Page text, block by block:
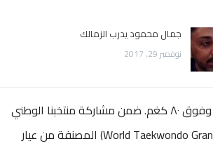
جمال محمود يدرب الزمالك
نوفمبر 29, 2017
يشارك الأخوين جوليانا وأنس الصادق ضمن منافسات وزن تحت ٦٧ كغم وفوق ٨٠ كغم. ضمن مشاركة منتخبنا الوطني
للتايكواندو مشاركته في الجولة الثالثة من بطولة الجائزة الكبرى (World Taekwondo Grand-Prix) المصنفة من عيار